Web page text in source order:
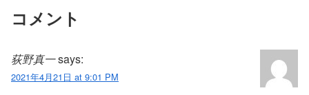
コメント
荻野真一says:
2021年4月21日 at 9:01 PM